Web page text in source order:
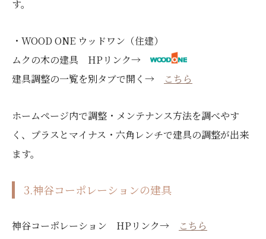
す。
・WOOD ONE ウッドワン（住建）
ムクの木の建具 HPリンク→
建具調整の一覧を別タブで開く→
こちら
ホームページ内で調整・メンテナンス方法を調べやす
く、プラスとマイナス・六角レンチで建具の調整が出来
ます。
3.神谷コーポレーションの建具
神谷コーポレーション HPリンク→
こちら